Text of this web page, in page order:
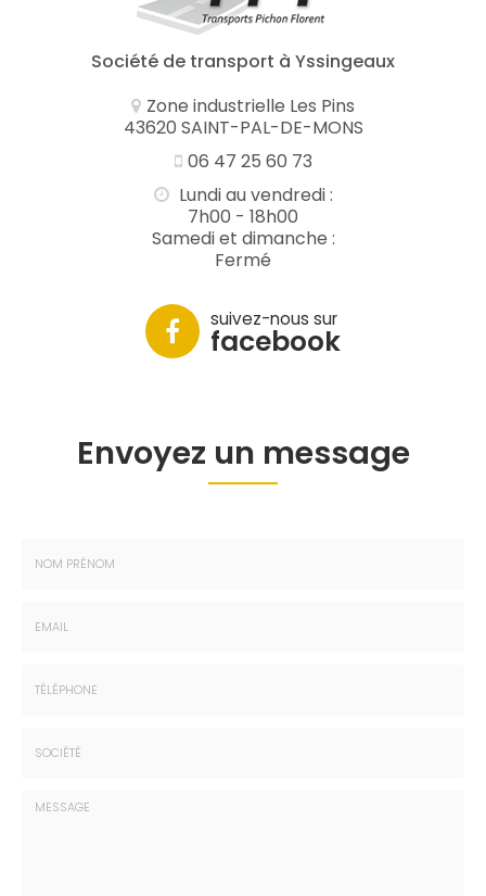
Société de transport à Yssingeaux
Zone industrielle Les Pins
43620 SAINT-PAL-DE-MONS
06 47 25 60 73
Lundi au vendredi :
7h00 - 18h00
Samedi et dimanche :
Fermé
suivez-nous sur
facebook
Envoyez un message